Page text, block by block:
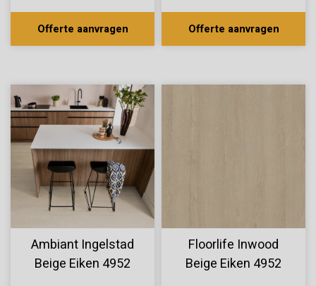
Offerte aanvragen Offerte aanvragen
Ambiant Ingelstad
Beige Eiken 4952
Floorlife Inwood
Beige Eiken 4952